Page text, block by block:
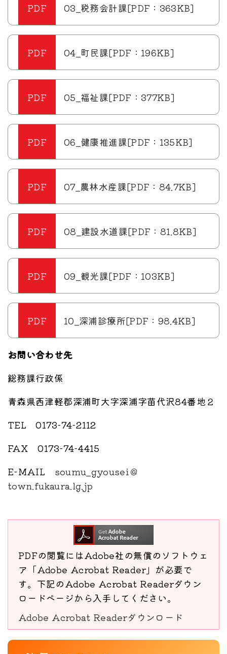
03_税務会計課[PDF：363KB]
04_町民課[PDF：196KB]
05_福祉課[PDF：377KB]
06_健康推進課[PDF：135KB]
07_農林水産課[PDF：84.7KB]
08_建設水道課[PDF：81.8KB]
09_観光課[PDF：103KB]
10_深浦診療所[PDF：98.4KB]
お問い合わせ先
総務課行政係
青森県西津軽郡深浦町大字深浦字苗代沢84番地２
TEL 0173-74-2112
FAX 0173-74-4415
E-MAIL soumu_gyousei＠
town.fukaura.lg.jp
PDFの閲覧にはAdobe社の無償のソフトウェ
ア「Adobe Acrobat Reader」が必要で
す。下記のAdobe Acrobat Readerダウン
ロードページから入手してください。
Adobe Acrobat Readerダウンロード